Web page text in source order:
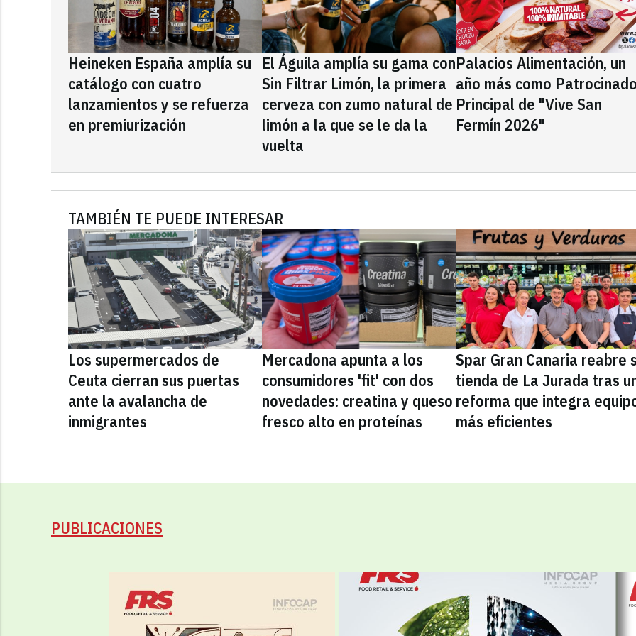
Heineken España amplía su
catálogo con cuatro
lanzamientos y se refuerza
en premiurización
El Águila amplía su gama con
Sin Filtrar Limón, la primera
cerveza con zumo natural de
limón a la que se le da la
vuelta
Palacios Alimentación, un
año más como
Principal de "Vive San
Fermín 2026"
TAMBIÉN TE PUEDE INTERESAR
Los supermercados de
Ceuta cierran sus puertas
ante la avalancha de
inmigrantes
Mercadona apunta a los
consumidores 'fit' con dos
novedades: creatina y queso
fresco alto en proteínas
Spar Gran Canaria reabre
tienda de La Jurada tras
reforma que integra
más eficientes
PUBLICACIONES